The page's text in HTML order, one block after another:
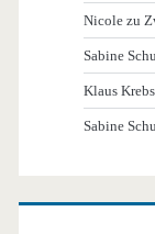
Nicole zu
Sabine
Klaus Krebs
Sabine